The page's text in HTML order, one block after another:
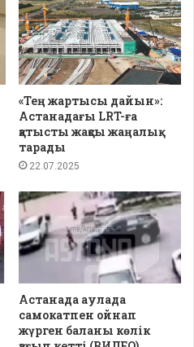
«Тең жартысы дайын»:
Астанадағы LRT-ға
қатысты жақсы жаңалық
тарады
22.07.2025
Астанада аулада
самокатпен ойнап
жүрген баланы көлік